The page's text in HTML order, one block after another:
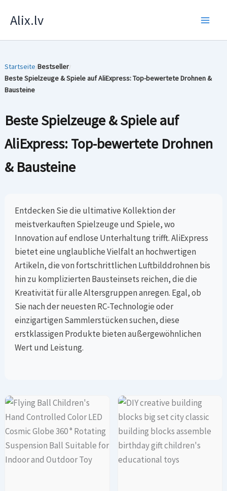
InhaltAlix.lv
Startseite/Bestseller/
Beste Spielzeuge & Spiele auf AliExpress: Top-bewertete Drohnen &
Bausteine
Beste Spielzeuge & Spiele auf
AliExpress: Top-bewertete Drohnen
& Bausteine
Entdecken Sie die ultimative Kollektion der
meistverkauften Spielzeuge und Spiele, wo
Innovation auf endlose Unterhaltung trifft. AliExpress
bietet eine unglaubliche Vielfalt an hochwertigen
Artikeln, die von fortschrittlichen Luftbilddrohnen bis
hin zu komplizierten Bausteinsets reichen, die die
Kreativität für alle Altersgruppen anregen. Egal, ob
Sie nach der neuesten RC-Technologie oder
einzigartigen Sammlerstücken suchen, diese
erstklassigen Produkte bieten außergewöhnlichen
Wert und Leistung.